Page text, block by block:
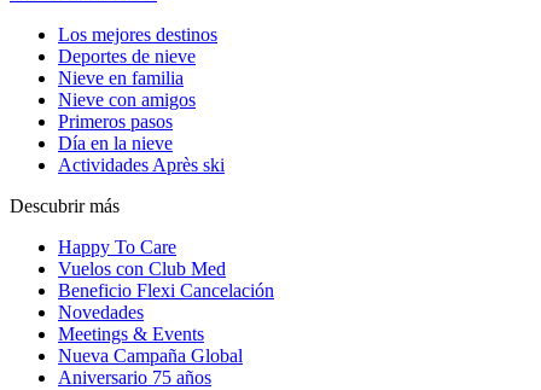
Los mejores destinos
Deportes de nieve
Nieve en familia
Nieve con amigos
Primeros pasos
Día en la nieve
Actividades Après ski
Descubrir más
Happy To Care
Vuelos con Club Med
Beneficio Flexi Cancelación
Novedades
Meetings & Events
Nueva Campaña Global
Aniversario 75 años